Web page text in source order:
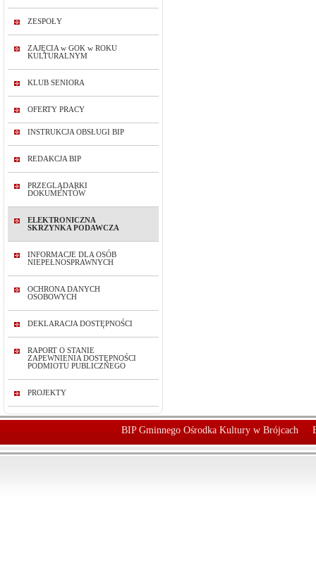
ZESPOŁY
ZAJĘCIA w GOK w ROKU
KULTURALNYM
KLUB SENIORA
OFERTY PRACY
INSTRUKCJA OBSŁUGI BIP
REDAKCJA BIP
PRZEGLĄDARKI
DOKUMENTÓW
ELEKTRONICZNA
SKRZYNKA PODAWCZA
INFORMACJE DLA OSÓB
NIEPEŁNOSPRAWNYCH
OCHRONA DANYCH
OSOBOWYCH
DEKLARACJA DOSTĘPNOŚCI
RAPORT O STANIE
ZAPEWNIENIA DOSTĘPNOŚCI
PODMIOTU PUBLICZNEGO
PROJEKTY
BIP Gminnego Ośrodka Kultury w Brójcach